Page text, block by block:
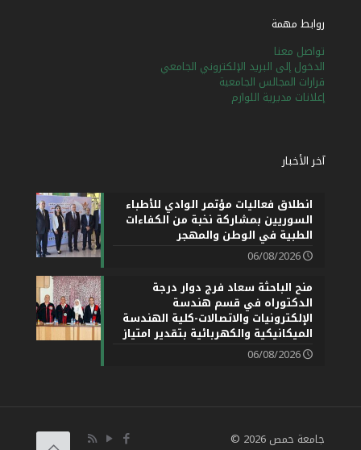
روابط مهمة
تواصل معنا
الدخول إلى البريد الإلكتروني الجامعي
قرارات المجالس الجامعية
إعلانات مديرية اللوازم
آخر الأخبار
انطلاق فعاليات مؤتمر الوادي للأطباء
السوريين بمشاركة نخبة من الكفاءات
الطبية في الوطن والمهجر
06/08/2026
منح الباحثة سعاد فرج دوار درجة
الدكتوراه في قسم هندسة
الإلكترونيات والاتصالات-كلية الهندسة
الميكانيكية والكهربائية بتقدير امتياز
06/08/2026
جامعة حمص 2026 ©